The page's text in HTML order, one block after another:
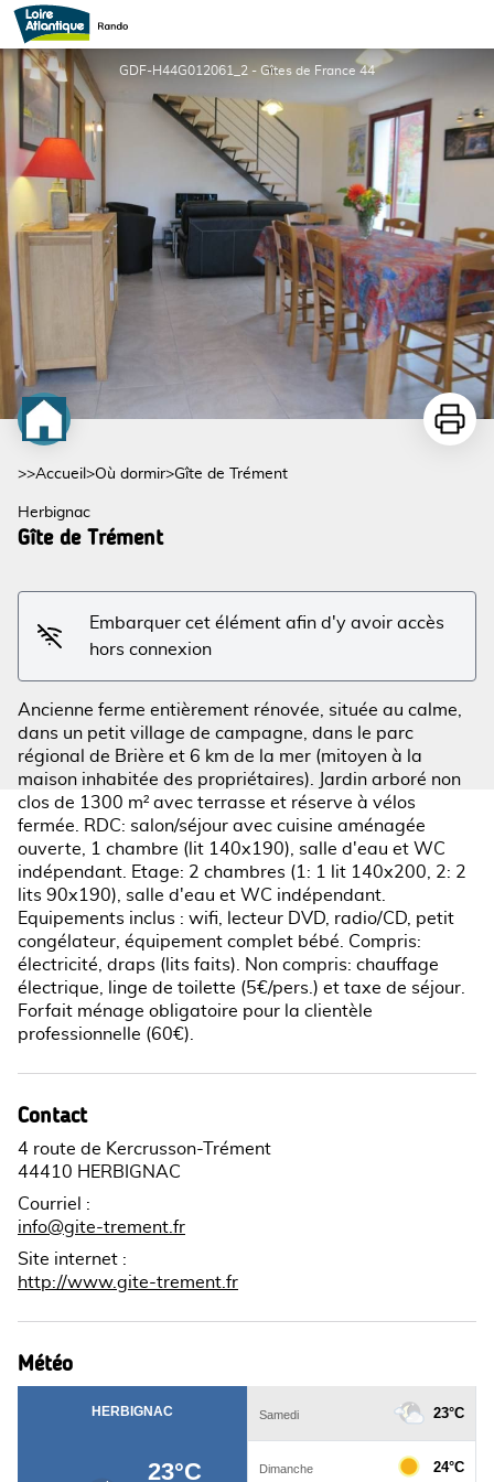
Gîte de Trément
GDF-H44G012061_2 - Gîtes de France 44
Voir l'image en plein écran
>>Accueil >Où dormir>Gîte de Trément
Herbignac
Gîte de Trément
Embarquer cet élément afin d'y avoir accès
hors connexion
Ancienne ferme entièrement rénovée, située au calme,
dans un petit village de campagne, dans le parc
régional de Brière et 6 km de la mer (mitoyen à la
maison inhabitée des propriétaires). Jardin arboré non
clos de 1300 m² avec terrasse et réserve à vélos
fermée. RDC: salon/séjour avec cuisine aménagée
ouverte, 1 chambre (lit 140x190), salle d'eau et WC
indépendant. Etage: 2 chambres (1: 1 lit 140x200, 2: 2
lits 90x190), salle d'eau et WC indépendant.
Equipements inclus : wifi, lecteur DVD, radio/CD, petit
congélateur, équipement complet bébé. Compris:
électricité, draps (lits faits). Non compris: chauffage
électrique, linge de toilette (5€/pers.) et taxe de séjour.
Forfait ménage obligatoire pour la clientèle
professionnelle (60€).
Contact
4 route de Kercrusson-Trément
44410 HERBIGNAC
Courriel
:
info@gite-trement.fr
Site internet :
http://www.gite-trement.fr
Météo